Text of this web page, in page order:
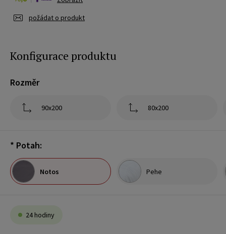
požádat o produkt
Konfigurace produktu
Rozměr
90x200 80x200
* Potah:
Notos Pehe
24 hodiny